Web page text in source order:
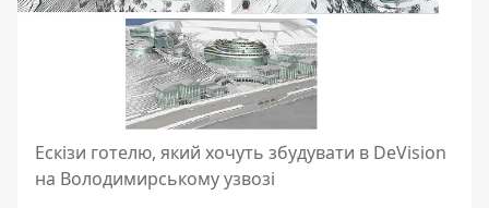
Ескізи готелю, який хочуть збудувати в DeVision
на Володимирському узвозі